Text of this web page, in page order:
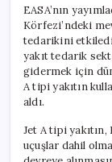
EASA’nın
Körfezi’ndeki
tedarikini
yakıt tedarik
gidermek için
A tipi yakıtın
aldı.
Jet A tipi yakıtın,
uçuşlar dahil